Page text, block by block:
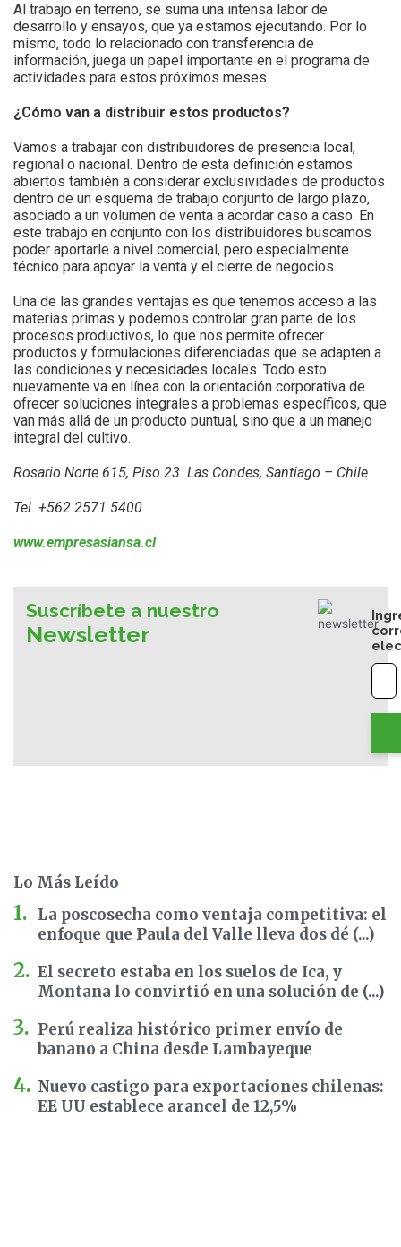
Al trabajo en terreno, se suma una intensa labor de
desarrollo y ensayos, que ya estamos ejecutando. Por lo
mismo, todo lo relacionado con transferencia de
información, juega un papel importante en el programa de
actividades para estos próximos meses.
¿Cómo van a distribuir estos productos?
Vamos a trabajar con distribuidores de presencia local,
regional o nacional. Dentro de esta definición estamos
abiertos también a considerar exclusividades de productos
dentro de un esquema de trabajo conjunto de largo plazo,
asociado a un volumen de venta a acordar caso a caso. En
este trabajo en conjunto con los distribuidores buscamos
poder aportarle a nivel comercial, pero especialmente
técnico para apoyar la venta y el cierre de negocios.
Una de las grandes ventajas es que tenemos acceso a las
materias primas y podemos controlar gran parte de los
procesos productivos, lo que nos permite ofrecer
productos y formulaciones diferenciadas que se adapten a
las condiciones y necesidades locales. Todo esto
nuevamente va en línea con la orientación corporativa de
ofrecer soluciones integrales a problemas específicos, que
van más allá de un producto puntual, sino que a un manejo
integral del cultivo.
Rosario Norte 615, Piso 23. Las Condes, Santiago – Chile
Tel. +562 2571 5400
www.empresasiansa.cl
Suscríbete a nuestro
Newsletter
Lo Más Leído
La poscosecha como ventaja competitiva: el
enfoque que Paula del Valle lleva dos dé (...)
El secreto estaba en los suelos de Ica, y
Montana lo convirtió en una solución de (...)
Perú realiza histórico primer envío de
banano a China desde Lambayeque
Nuevo castigo para exportaciones chilenas:
EE UU establece arancel de 12,5%